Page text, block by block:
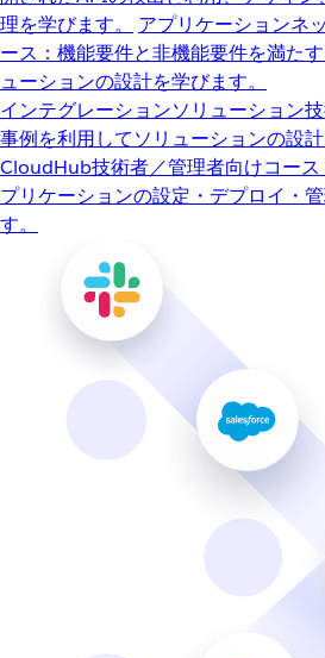
理を学びます。
アプリケーションネ
ース：機能要件と非機能要件を満た
ューションの設計を学びます。
インテグレーションソリューション
事例を利用してソリューションの設計
CloudHub技術者／管理者向けコー
プリケーションの設定・デプロイ・
す。